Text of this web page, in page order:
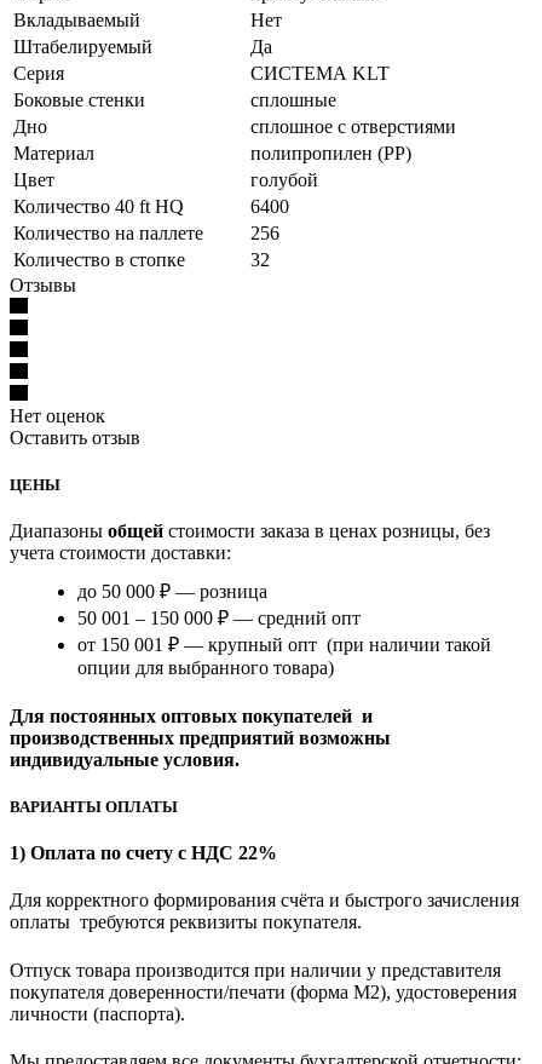
Вкладываемый
Нет
Штабелируемый
Да
Серия
СИСТЕМА KLT
Боковые стенки
сплошные
Дно
сплошное с отверстиями
Материал
полипропилен (PP)
Цвет
голубой
Количество 40 ft HQ
6400
Количество на паллете
256
Количество в стопке
32
Отзывы
Нет оценок
Оставить отзыв
ЦЕНЫ
Диапазоны общей стоимости заказа в ценах розницы, без
учета стоимости доставки:
до 50 000 ₽ — розница
50 001 – 150 000 ₽ — средний опт
от 150 001 ₽ — крупный опт (при наличии такой
опции для выбранного товара)
Для постоянных оптовых покупателей и
производственных предприятий возможны
индивидуальные условия.
ВАРИАНТЫ ОПЛАТЫ
1) Оплата по счету с НДС 22%
Для корректного формирования счёта и быстрого зачисления
оплаты требуются реквизиты покупателя.
Отпуск товара производится при наличии у представителя
покупателя доверенности/печати (форма M2), удостоверения
личности (паспорта).